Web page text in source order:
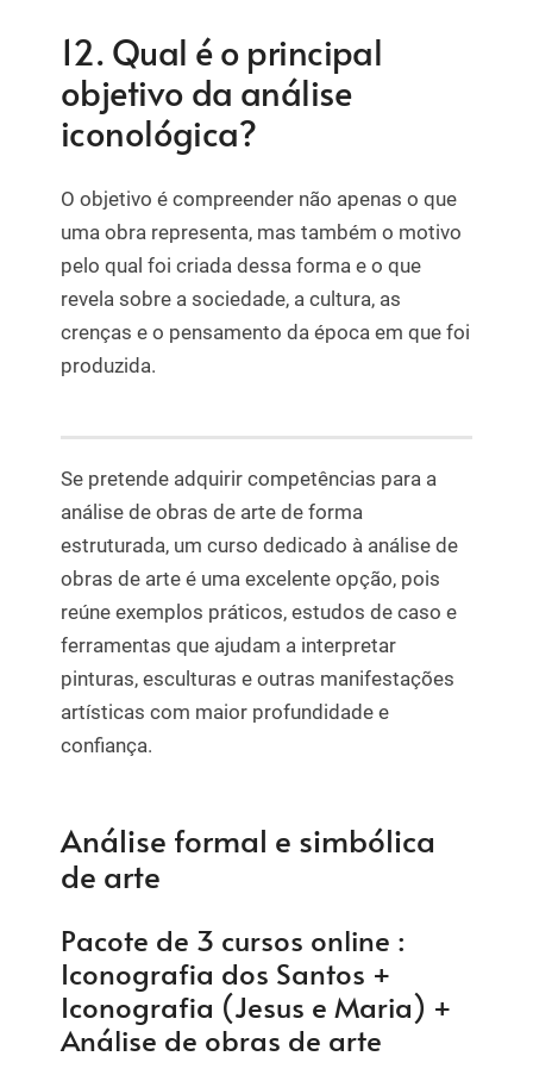
12. Qual é o principal
objetivo da análise
iconológica?
O objetivo é compreender não apenas o que
uma obra representa, mas também o motivo
pelo qual foi criada dessa forma e o que
revela sobre a sociedade, a cultura, as
crenças e o pensamento da época em que foi
produzida.
Se pretende adquirir competências para a
análise de obras de arte de forma
estruturada, um curso dedicado à análise de
obras de arte é uma excelente opção, pois
reúne exemplos práticos, estudos de caso e
ferramentas que ajudam a interpretar
pinturas, esculturas e outras manifestações
artísticas com maior profundidade e
confiança.
Análise formal e simbólica
de arte
Pacote de 3 cursos online :
Iconografia dos Santos +
Iconografia (Jesus e Maria) +
Análise de obras de arte